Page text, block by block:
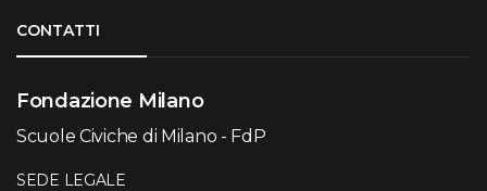
CONTATTI
Fondazione Milano
Scuole Civiche di Milano - FdP
SEDE LEGALE